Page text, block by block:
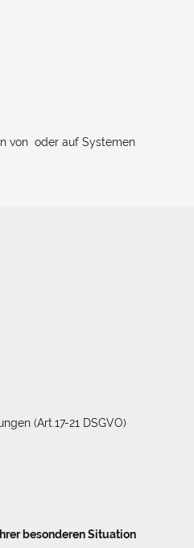
von oder auf Systemen
(Art.17-21 DSGVO)
besonderen Situation